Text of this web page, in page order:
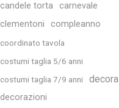
candele torta
carnevale
clementoni
compleanno
coordinato tavola
costumi taglia 5/6 anni
costumi taglia 7/9 anni
decora
decorazioni